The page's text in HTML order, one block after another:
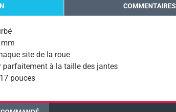
COMMENTAIRES
site de la roue
parfaitement à la taille des jantes
pouces